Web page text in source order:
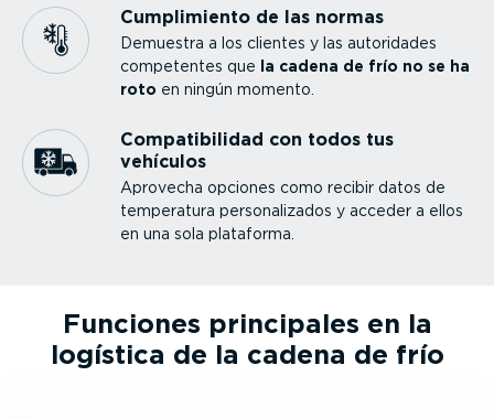
Cumpli­miento de las normas
Demuestra a los clientes y las autoridades
competentes que
la cadena de frío no se ha
roto en ningún momento.
Compa­ti­bi­lidad con todos tus
vehículos
Aprovecha opciones como recibir datos de
temperatura perso­na­li­zados y acceder a ellos
en una sola plataforma.
Funciones principales en la
logística de la cadena de frío